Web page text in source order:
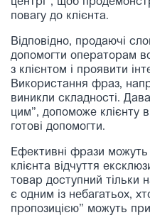
повагу до клієнта.
Відповідно, продаючі
допомогти операторам
з клієнтом і проявити
Використання фраз,
виникли складності.
цим”, допоможе клієнту
готові допомогти.
Ефективні фрази
клієнта відчуття
товар доступний тільки
є одним із небагатьох,
пропозицією” можуть